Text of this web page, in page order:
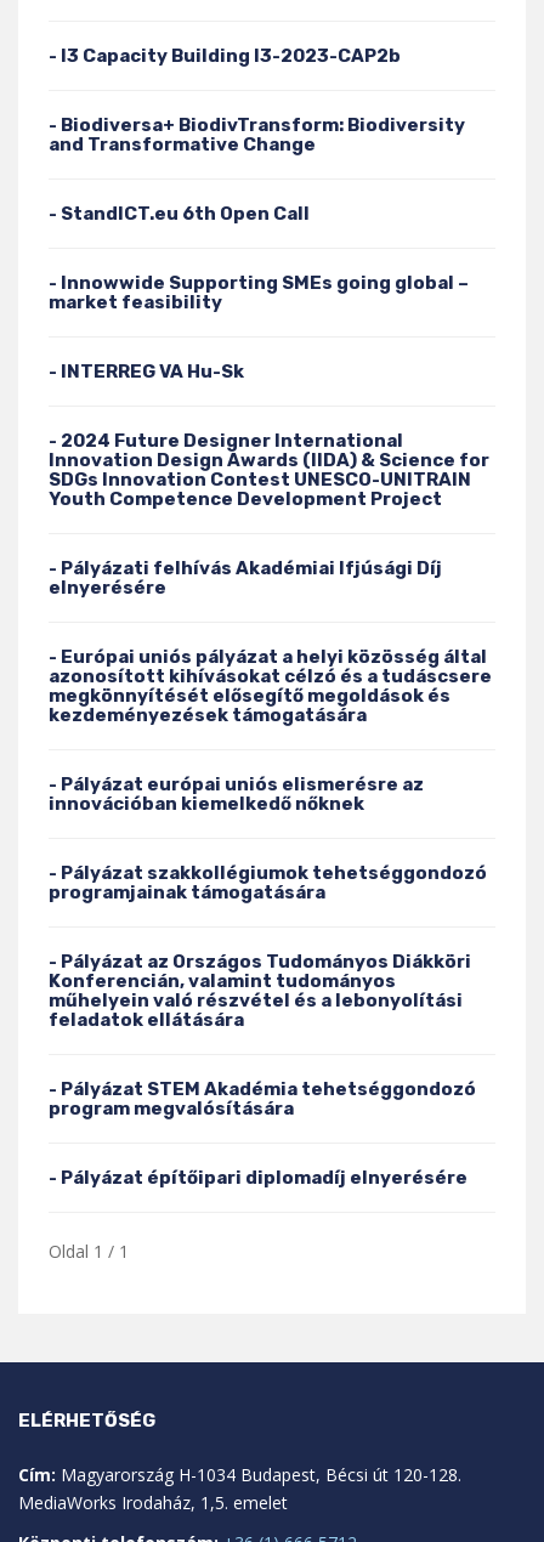
- I3 Capacity Building I3-2023-CAP2b
- Biodiversa+ BiodivTransform: Biodiversity
and Transformative Change
- StandICT.eu 6th Open Call
- Innowwide Supporting SMEs going global –
market feasibility
- INTERREG VA Hu-Sk
- 2024 Future Designer International
Innovation Design Awards (IIDA) & Science for
SDGs Innovation Contest UNESCO-UNITRAIN
Youth Competence Development Project
- Pályázati felhívás Akadémiai Ifjúsági Díj
elnyerésére
- Európai uniós pályázat a helyi közösség által
azonosított kihívásokat célzó és a tudáscsere
megkönnyítését elősegítő megoldások és
kezdeményezések támogatására
- Pályázat európai uniós elismerésre az
innovációban kiemelkedő nőknek
- Pályázat szakkollégiumok tehetséggondozó
programjainak támogatására
- Pályázat az Országos Tudományos Diákköri
Konferencián, valamint tudományos
műhelyein való részvétel és a lebonyolítási
feladatok ellátására
- Pályázat STEM Akadémia tehetséggondozó
program megvalósítására
- Pályázat építőipari diplomadíj elnyerésére
Oldal 1 / 1
ELÉRHETŐSÉG
Cím: Magyarország H-1034 Budapest, Bécsi út 120-128.
MediaWorks Irodaház, 1,5. emelet